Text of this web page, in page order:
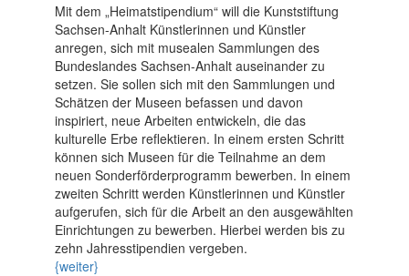
Mit dem „Heimatstipendium“ will die Kunststiftung
Sachsen-Anhalt Künstlerinnen und Künstler
anregen, sich mit musealen Sammlungen des
Bundeslandes Sachsen-Anhalt auseinander zu
setzen. Sie sollen sich mit den Sammlungen und
Schätzen der Museen befassen und davon
inspiriert, neue Arbeiten entwickeln, die das
kulturelle Erbe reflektieren. In einem ersten Schritt
können sich Museen für die Teilnahme an dem
neuen Sonderförderprogramm bewerben. In einem
zweiten Schritt werden Künstlerinnen und Künstler
aufgerufen, sich für die Arbeit an den ausgewählten
Einrichtungen zu bewerben. Hierbei werden bis zu
zehn Jahresstipendien vergeben.
{weiter}